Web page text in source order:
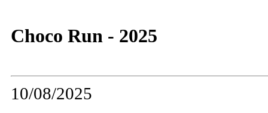
Choco Run - 2025
10/08/2025